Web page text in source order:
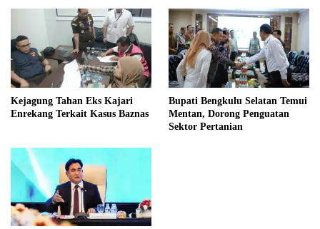
Kejagung Tahan Eks Kajari
Enrekang Terkait Kasus Baznas
Bupati Bengkulu Selatan Temui
Mentan, Dorong Penguatan
Sektor Pertanian